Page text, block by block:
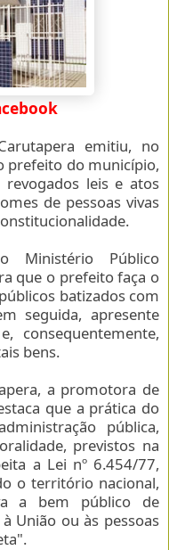
emitiu, no
prefeito do município,
leis e atos
de pessoas vivas
Ministério Público
que o prefeito faça o
batizados com
seguida, apresente
consequentemente,
bens.
a promotora de
que a prática do
pública,
previstos na
a Lei nº 6.454/77,
o território nacional,
a bem público de
União ou às pessoas